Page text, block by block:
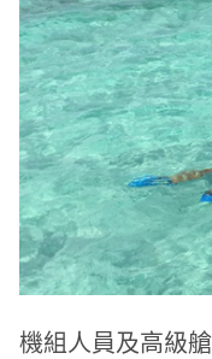
機組人員及高級